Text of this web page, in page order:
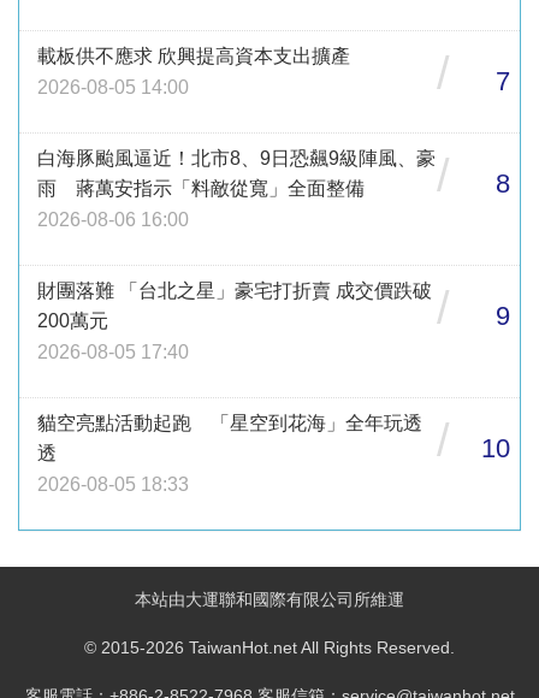
載板供不應求 欣興提高資本支出擴產
2026-08-05 14:00
/ 7
白海豚颱風逼近！北市8、9日恐飆9級陣風、豪
雨 蔣萬安指示「料敵從寬」全面整備
2026-08-06 16:00
/ 8
財團落難 「台北之星」豪宅打折賣 成交價跌破
200萬元
2026-08-05 17:40
/ 9
貓空亮點活動起跑 「星空到花海」全年玩透
透
2026-08-05 18:33
/ 10
本站由大運聯和國際有限公司所維運
© 2015-2026 TaiwanHot.net All Rights Reserved.